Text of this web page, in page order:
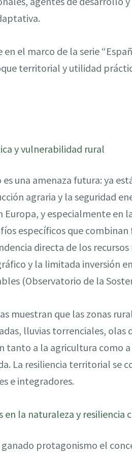
el marco de la serie
territorial y utilidad
y vulnerabilidad rural
una amenaza futura: ya
agraria y la seguridad
Europa, y especialmente
específicos que
directa de los
y la limitada inversión
(Observatorio de la
muestran que las zonas
lluvias torrenciales, olas
tanto a la agricultura como
La resiliencia territorial se
e integradores.
en la naturaleza y resiliencia
ganado protagonismo el